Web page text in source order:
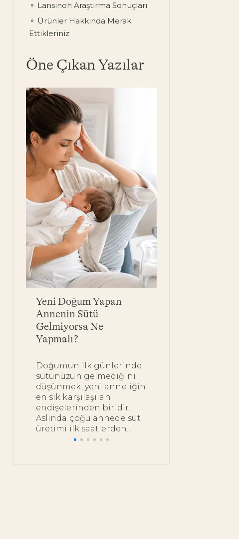
Lansinoh Araştırma Sonuçları
Ürünler Hakkında Merak
Ettikleriniz
Öne Çıkan Yazılar
Yeni Doğum Yapan
Annenin Sütü
Gelmiyorsa Ne
Yapmalı?
Doğumun ilk günlerinde
sütünüzün gelmediğini
düşünmek, yeni anneliğin
en sık karşılaşılan
endişelerinden biridir.
Aslında çoğu annede süt
üretimi ilk saatlerden...